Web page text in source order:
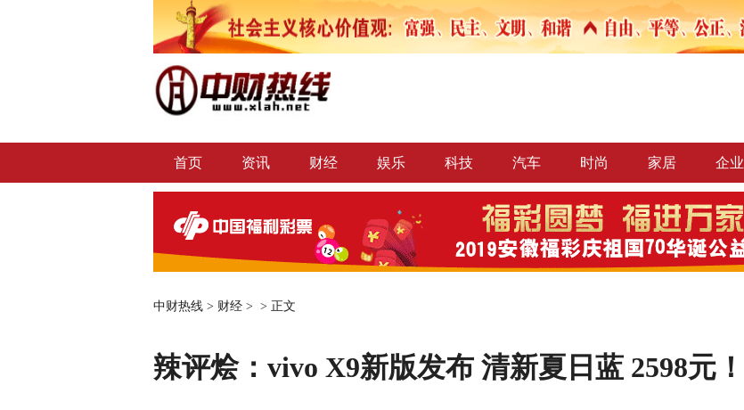
首页 资讯 财经 娱乐 科技 汽车 时尚 家居 企业
中财热线 > 财经 > > 正文
辣评烩：vivo X9新版发布 清新夏日蓝 2598元！